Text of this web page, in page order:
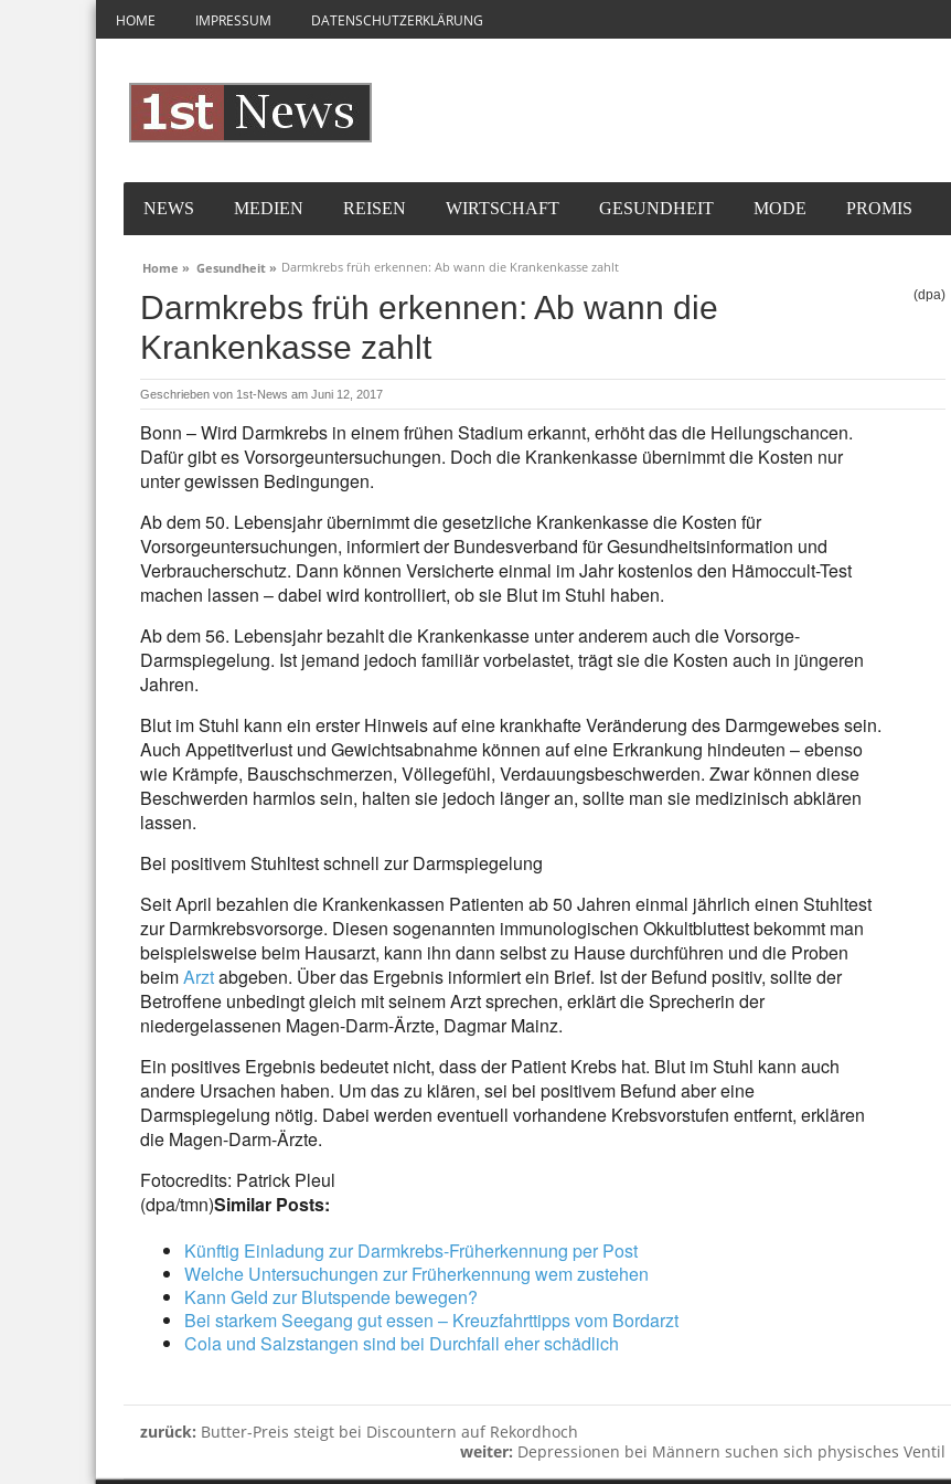
HOME IMPRESSUM DATENSCHUTZERKLÄRUNG
NEWS MEDIEN REISEN WIRTSCHAFT GESUNDHEIT MODE PROMIS
Home » Gesundheit » Darmkrebs früh erkennen: Ab wann die Krankenkasse zahlt
Darmkrebs früh erkennen: Ab wann die
Krankenkasse zahlt
(dpa)
Geschrieben von 1st-News am Juni 12, 2017
Bonn – Wird Darmkrebs in einem frühen Stadium erkannt, erhöht das die Heilungschancen.
Dafür gibt es Vorsorgeuntersuchungen. Doch die Krankenkasse übernimmt die Kosten nur
unter gewissen Bedingungen.
Ab dem 50. Lebensjahr übernimmt die gesetzliche Krankenkasse die Kosten für
Vorsorgeuntersuchungen, informiert der Bundesverband für Gesundheitsinformation und
Verbraucherschutz. Dann können Versicherte einmal im Jahr kostenlos den Hämoccult-Test
machen lassen – dabei wird kontrolliert, ob sie Blut im Stuhl haben.
Ab dem 56. Lebensjahr bezahlt die Krankenkasse unter anderem auch die Vorsorge-
Darmspiegelung. Ist jemand jedoch familiär vorbelastet, trägt sie die Kosten auch in jüngeren
Jahren.
Blut im Stuhl kann ein erster Hinweis auf eine krankhafte Veränderung des Darmgewebes sein.
Auch Appetitverlust und Gewichtsabnahme können auf eine Erkrankung hindeuten – ebenso
wie Krämpfe, Bauschschmerzen, Völlegefühl, Verdauungsbeschwerden. Zwar können diese
Beschwerden harmlos sein, halten sie jedoch länger an, sollte man sie medizinisch abklären
lassen.
Bei positivem Stuhltest schnell zur Darmspiegelung
Seit April bezahlen die Krankenkassen Patienten ab 50 Jahren einmal jährlich einen Stuhltest
zur Darmkrebsvorsorge. Diesen sogenannten immunologischen Okkultbluttest bekommt man
beispielsweise beim Hausarzt, kann ihn dann selbst zu Hause durchführen und die Proben
beimArztabgeben. Über das Ergebnis informiert ein Brief. Ist der Befund positiv, sollte der
Betroffene unbedingt gleich mit seinem Arzt sprechen, erklärt die Sprecherin der
niedergelassenen Magen-Darm-Ärzte, Dagmar Mainz.
Ein positives Ergebnis bedeutet nicht, dass der Patient Krebs hat. Blut im Stuhl kann auch
andere Ursachen haben. Um das zu klären, sei bei positivem Befund aber eine
Darmspiegelung nötig. Dabei werden eventuell vorhandene Krebsvorstufen entfernt, erklären
die Magen-Darm-Ärzte.
Fotocredits: Patrick Pleul
(dpa/tmn)Similar Posts:
Künftig Einladung zur Darmkrebs-Früherkennung per Post
Welche Untersuchungen zur Früherkennung wem zustehen
Kann Geld zur Blutspende bewegen?
Bei starkem Seegang gut essen – Kreuzfahrttipps vom Bordarzt
Cola und Salzstangen sind bei Durchfall eher schädlich
zurück: Butter-Preis steigt bei Discountern auf Rekordhoch
weiter: Depressionen bei Männern suchen sich physisches Ventil